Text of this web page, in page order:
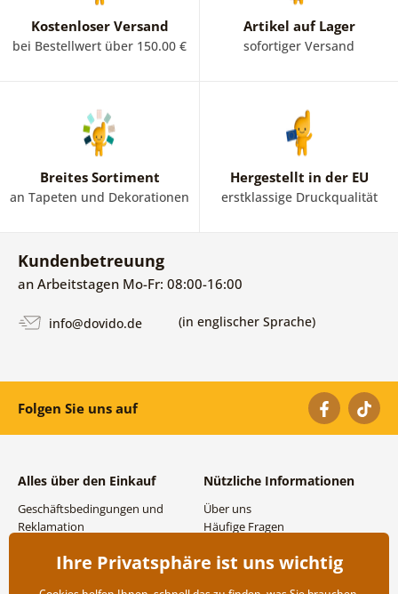
Kostenloser Versand
bei Bestellwert über 150.00 €
Artikel auf Lager
sofortiger Versand
Breites Sortiment
an Tapeten und Dekorationen
Hergestellt in der EU
erstklassige Druckqualität
Kundenbetreuung
an Arbeitstagen Mo-Fr: 08:00-16:00
info@dovido.de (in englischer Sprache)
Folgen Sie uns auf
Alles über den Einkauf
Geschäftsbedingungen und
Reklamation
Versand- und
Nützliche Informationen
Über uns
Häufige Fragen
Großhandel und
Ihre Privatsphäre ist uns wichtig